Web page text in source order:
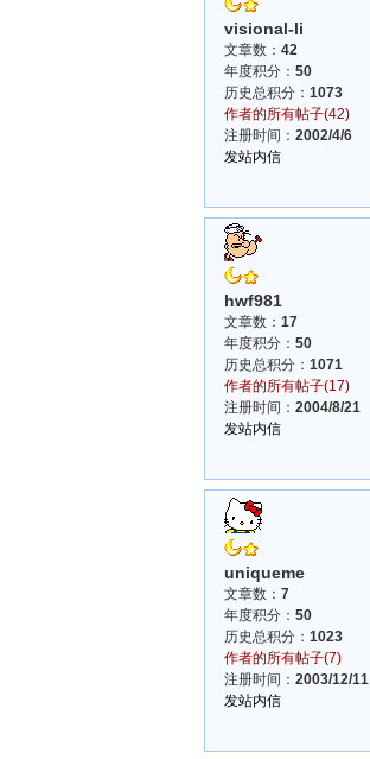
visional-li
文章数： 42
年度积分： 50
历史总积分： 1073
作者的所有帖子(42)
注册时间： 2002/4/6
发站内信
hwf981
文章数： 17
年度积分： 50
历史总积分： 1071
作者的所有帖子(17)
注册时间： 2004/8/21
发站内信
uniqueme
文章数： 7
年度积分： 50
历史总积分： 1023
作者的所有帖子(7)
注册时间： 2003/12/11
发站内信